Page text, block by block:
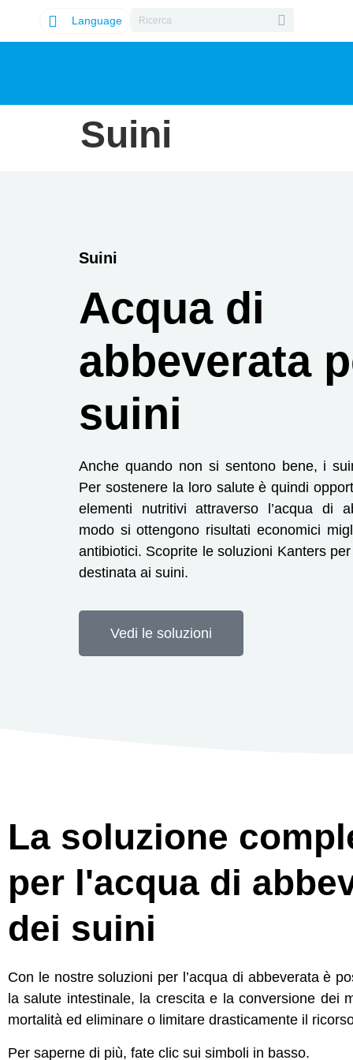
Language
Suini
Suini
Acqua di
abbeverata
suini
Anche quando non si sentono bene, i
Per sostenere la loro salute è quindi
elementi nutritivi attraverso l’acqua di
modo si ottengono risultati economici
antibiotici. Scoprite le soluzioni Kanters
destinata ai suini.
Vedi le soluzioni
La soluzione
per l'acqua di
dei suini
Con le nostre soluzioni per l’acqua di abbeverata è
la salute intestinale, la crescita e la conversione dei
mortalità ed eliminare o limitare drasticamente il
Per saperne di più, fate clic sui simboli in basso.